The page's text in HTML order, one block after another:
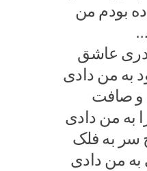
بودم من
عاشق
به من دادی
و صافت
به من دادی
سر به فلک
من دادی